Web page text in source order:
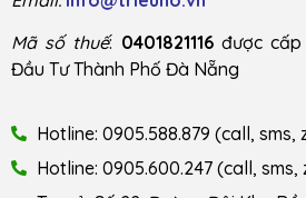
Mã số thuế: 0401821116được cấp
Đầu Tư Thành Phố Đà Nẵng
Hotline: 0905.588.879 (call, sms,
Hotline: 0905.600.247 (call, sms,